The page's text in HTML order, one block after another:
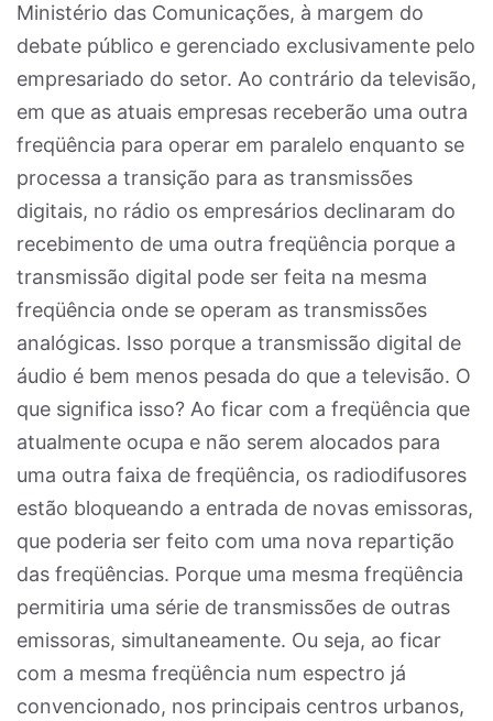
Ministério das Comunicações, à margem do
debate público e gerenciado exclusivamente pelo
empresariado do setor. Ao contrário da televisão,
em que as atuais empresas receberão uma outra
freqüência para operar em paralelo enquanto se
processa a transição para as transmissões
digitais, no rádio os empresários declinaram do
recebimento de uma outra freqüência porque a
transmissão digital pode ser feita na mesma
freqüência onde se operam as transmissões
analógicas. Isso porque a transmissão digital de
áudio é bem menos pesada do que a televisão. O
que significa isso? Ao ficar com a freqüência que
atualmente ocupa e não serem alocados para
uma outra faixa de freqüência, os radiodifusores
estão bloqueando a entrada de novas emissoras,
que poderia ser feito com uma nova repartição
das freqüências. Porque uma mesma freqüência
permitiria uma série de transmissões de outras
emissoras, simultaneamente. Ou seja, ao ficar
com a mesma freqüência num espectro já
convencionado, nos principais centros urbanos,